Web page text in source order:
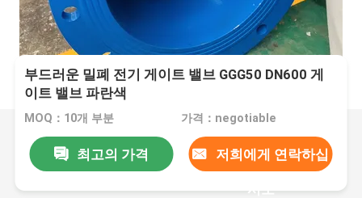
부드러운 밀폐 전기 게이트 밸브 GGG50 DN600 게
이트 밸브 파란색
MOQ：10개 부분 가격：negotiable
최고의 가격 저희에게 연락하십
시오